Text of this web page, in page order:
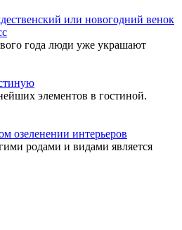
или новогодний венок
года люди уже украшают
элементов в гостиной.
озеленении интерьеров
родами и видами является